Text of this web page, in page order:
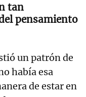
tan
pensamiento
un patrón de
había esa
de estar en